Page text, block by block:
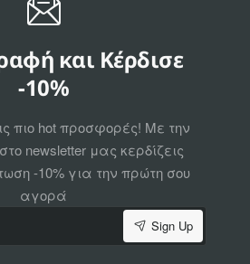
και Κέρδισε
-10%
πιο hot προσφορές! Με την
newsletter μας κερδίζεις
-10% για την πρώτη σου
αγορά
Sign Up